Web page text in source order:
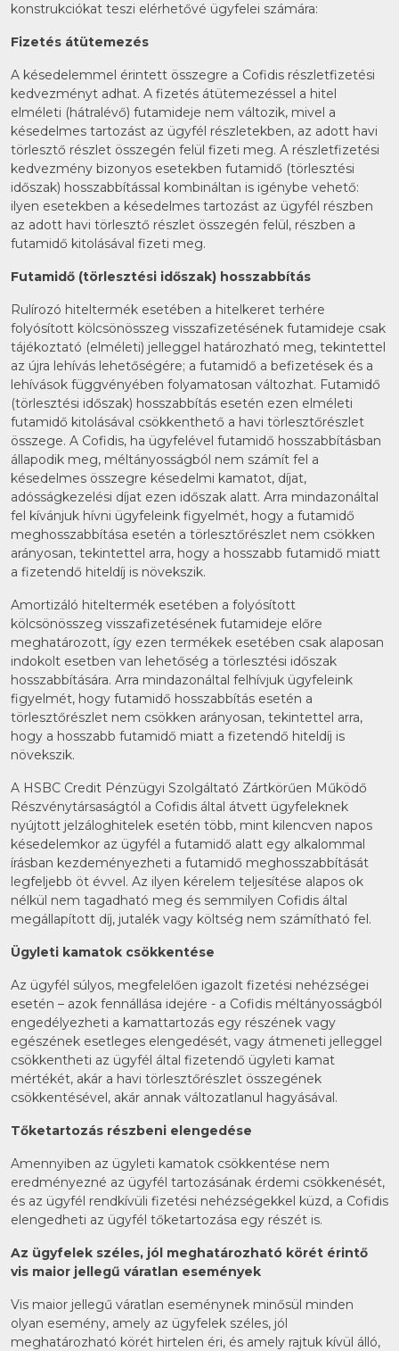
konstrukciókat teszi elérhetővé ügyfelei számára:
Fizetés átütemezés
A késedelemmel érintett összegre a Cofidis részletfizetési
kedvezményt adhat. A fizetés átütemezéssel a hitel
elméleti (hátralévő) futamideje nem változik, mivel a
késedelmes tartozást az ügyfél részletekben, az adott havi
törlesztő részlet összegén felül fizeti meg. A részletfizetési
kedvezmény bizonyos esetekben futamidő (törlesztési
időszak) hosszabbítással kombináltan is igénybe vehető:
ilyen esetekben a késedelmes tartozást az ügyfél részben
az adott havi törlesztő részlet összegén felül, részben a
futamidő kitolásával fizeti meg.
Futamidő (törlesztési időszak) hosszabbítás
Rulírozó hiteltermék esetében a hitelkeret terhére
folyósított kölcsönösszeg visszafizetésének futamideje csak
tájékoztató (elméleti) jelleggel határozható meg, tekintettel
az újra lehívás lehetőségére; a futamidő a befizetések és a
lehívások függvényében folyamatosan változhat. Futamidő
(törlesztési időszak) hosszabbítás esetén ezen elméleti
futamidő kitolásával csökkenthető a havi törlesztőrészlet
összege. A Cofidis, ha ügyfelével futamidő hosszabbításban
állapodik meg, méltányosságból nem számít fel a
késedelmes összegre késedelmi kamatot, díjat,
adósságkezelési díjat ezen időszak alatt. Arra mindazonáltal
fel kívánjuk hívni ügyfeleink figyelmét, hogy a futamidő
meghosszabbítása esetén a törlesztőrészlet nem csökken
arányosan, tekintettel arra, hogy a hosszabb futamidő miatt
a fizetendő hiteldíj is növekszik.
Amortizáló hiteltermék esetében a folyósított
kölcsönösszeg visszafizetésének futamideje előre
meghatározott, így ezen termékek esetében csak alaposan
indokolt esetben van lehetőség a törlesztési időszak
hosszabbítására. Arra mindazonáltal felhívjuk ügyfeleink
figyelmét, hogy futamidő hosszabbítás esetén a
törlesztőrészlet nem csökken arányosan, tekintettel arra,
hogy a hosszabb futamidő miatt a fizetendő hiteldíj is
növekszik.
A HSBC Credit Pénzügyi Szolgáltató Zártkörűen Működő
Részvénytársaságtól a Cofidis által átvett ügyfeleknek
nyújtott jelzáloghitelek esetén több, mint kilencven napos
késedelemkor az ügyfél a futamidő alatt egy alkalommal
írásban kezdeményezheti a futamidő meghosszabbítását
legfeljebb öt évvel. Az ilyen kérelem teljesítése alapos ok
nélkül nem tagadható meg és semmilyen Cofidis által
megállapított díj, jutalék vagy költség nem számítható fel.
Ügyleti kamatok csökkentése
Az ügyfél súlyos, megfelelően igazolt fizetési nehézségei
esetén – azok fennállása idejére - a Cofidis méltányosságból
engedélyezheti a kamattartozás egy részének vagy
egészének esetleges elengedését, vagy átmeneti jelleggel
csökkentheti az ügyfél által fizetendő ügyleti kamat
mértékét, akár a havi törlesztőrészlet összegének
csökkentésével, akár annak változatlanul hagyásával.
Tőketartozás részbeni elengedése
Amennyiben az ügyleti kamatok csökkentése nem
eredményezné az ügyfél tartozásának érdemi csökkenését,
és az ügyfél rendkívüli fizetési nehézségekkel küzd, a Cofidis
elengedheti az ügyfél tőketartozása egy részét is.
Az ügyfelek széles, jól meghatározható körét érintő
vis maior jellegű váratlan események
Vis maior jellegű váratlan eseménynek minősül minden
olyan esemény, amely az ügyfelek széles, jól
meghatározható körét hirtelen éri, és amely rajtuk kívül álló,